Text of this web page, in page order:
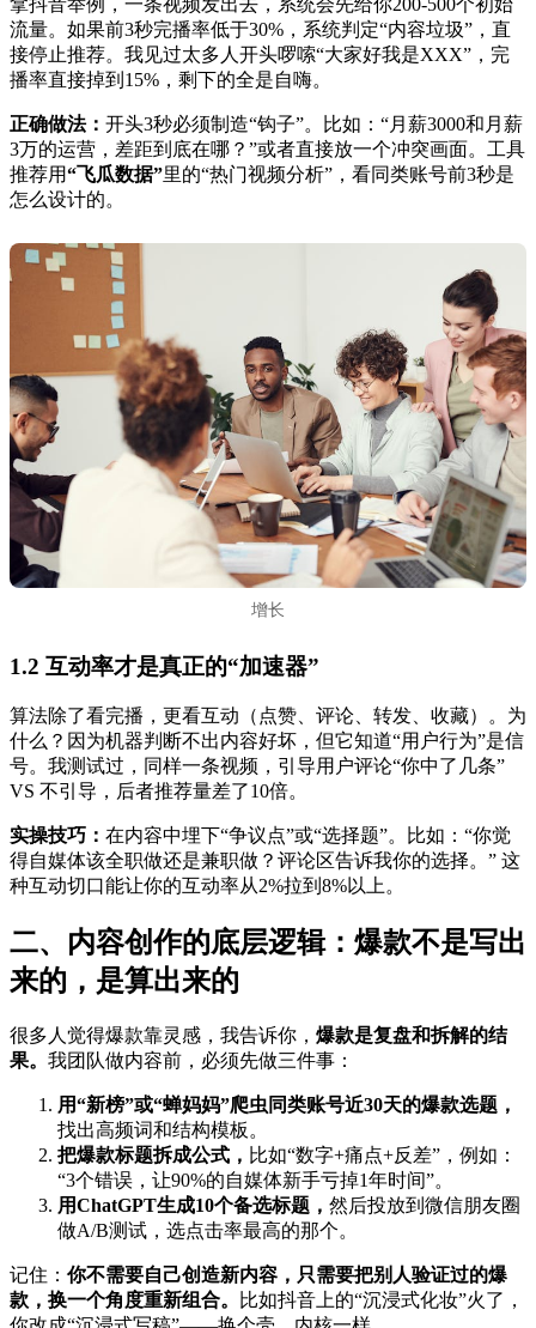
流量。如果前3秒完播率低于30%，系统判定“内容垃圾”，直
接停止推荐。我见过太多人开头啰嗦“大家好我是XXX”，完
播率直接掉到15%，剩下的全是自嗨。
正确做法： 开头3秒必须制造“钩子”。比如：“月薪3000和月薪
3万的运营，差距到底在哪？”或者直接放一个冲突画面。工具
推荐用“飞瓜数据”里的“热门视频分析”，看同类账号前3秒是
怎么设计的。
增长
1.2 互动率才是真正的“加速器”
算法除了看完播，更看互动（点赞、评论、转发、收藏）。为
什么？因为机器判断不出内容好坏，但它知道“用户行为”是信
号。我测试过，同样一条视频，引导用户评论“你中了几条”
VS 不引导，后者推荐量差了10倍。
实操技巧： 在内容中埋下“争议点”或“选择题”。比如：“你觉
得自媒体该全职做还是兼职做？评论区告诉我你的选择。” 这
种互动切口能让你的互动率从2%拉到8%以上。
二、内容创作的底层逻辑：爆款不是写出
来的，是算出来的
很多人觉得爆款靠灵感，我告诉你， 爆款是复盘和拆解的结
果。 我团队做内容前，必须先做三件事：
用“新榜”或“蝉妈妈”爬虫同类账号近30天的爆款选题，
找出高频词和结构模板。
把爆款标题拆成公式， 比如“数字+痛点+反差”，例如：
“3个错误，让90%的自媒体新手亏掉1年时间”。
用ChatGPT生成10个备选标题， 然后投放到微信朋友圈
做A/B测试，选点击率最高的那个。
记住： 你不需要自己创造新内容，只需要把别人验证过的爆
款，换一个角度重新组合。
比如抖音上的“沉浸式化妆”火了，